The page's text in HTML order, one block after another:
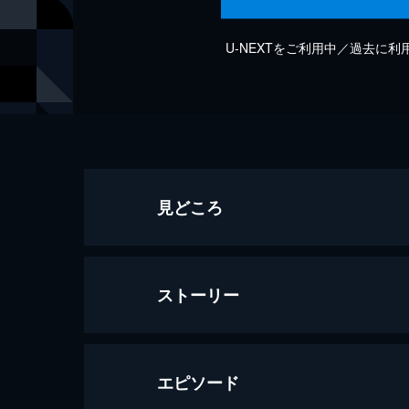
U-NEXTをご利用中／過去に利
見どころ
ストーリー
エピソード